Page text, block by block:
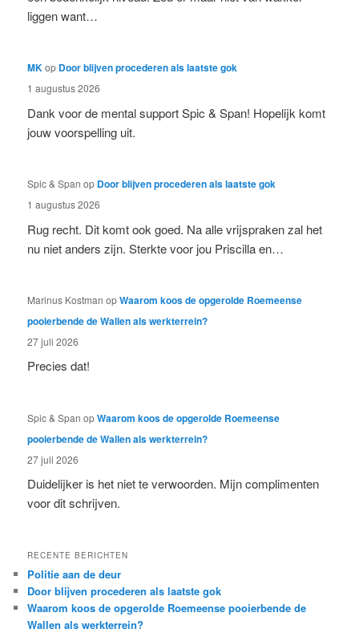
liggen want…
MKop Door blijven procederen als laatste gok
1 augustus 2026
Dank voor de mental support Spic & Span! Hopelijk komt
jouw voorspelling uit.
Spic & Span op Door blijven procederen als laatste gok
1 augustus 2026
Rug recht. Dit komt ook goed. Na alle vrijspraken zal het
nu niet anders zijn. Sterkte voor jou Priscilla en…
Marinus Kostman opWaarom koos de opgerolde Roemeense
pooierbende de Wallen als werkterrein?
27 juli 2026
Precies dat!
Spic & Span opWaarom koos de opgerolde Roemeense
pooierbende de Wallen als werkterrein?
27 juli 2026
Duidelijker is het niet te verwoorden. Mijn complimenten
voor dit schrijven.
RECENTE BERICHTEN
Politie aan de deur
Door blijven procederen als laatste gok
Waarom koos de opgerolde Roemeense pooierbende de
Wallen als werkterrein?